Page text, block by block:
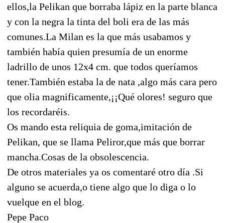
ellos,la Pelikan que borraba lápiz en la parte blanca
y con la negra la tinta del boli era de las más
comunes.La Milan es la que más usabamos y
también había quien presumía de un enorme
ladrillo de unos 12x4 cm. que todos queríamos
tener.También estaba la de nata ,algo más cara pero
que olia magnificamente,¡¡Qué olores! seguro que
los recordaréis.
Os mando esta reliquia de goma,imitación de
Pelikan, que se llama Peliror,que más que borrar
mancha.Cosas de la obsolescencia.
De otros materiales ya os comentaré otro día .Si
alguno se acuerda,o tiene algo que lo diga o lo
vuelque en el blog.
Pepe Paco